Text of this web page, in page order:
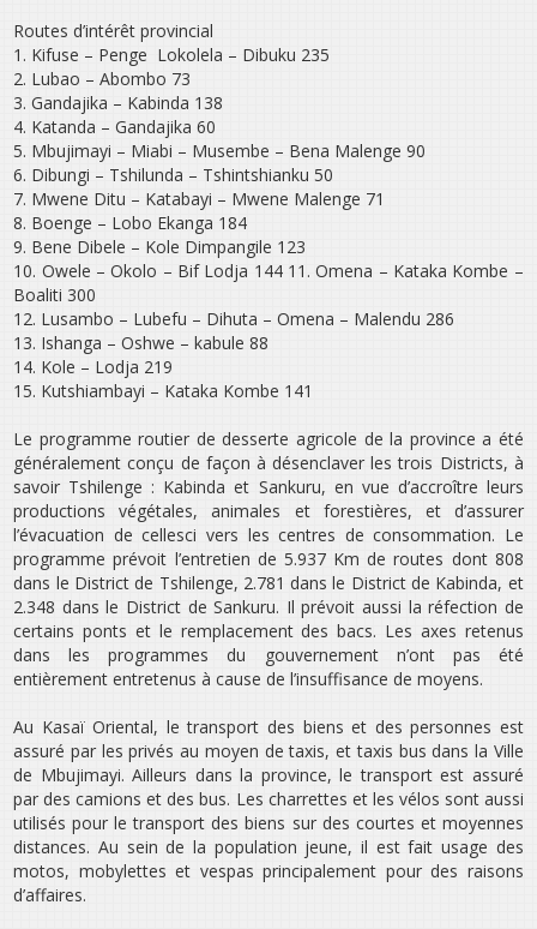
Routes d’intérêt provincial
1. Kifuse – Penge ­ Lokolela – Dibuku 235
2. Lubao – Abombo 73
3. Gandajika – Kabinda 138
4. Katanda – Gandajika 60
5. Mbujimayi – Miabi – Musembe – Bena Malenge 90
6. Dibungi – Tshilunda – Tshintshianku 50
7. Mwene Ditu – Katabayi – Mwene Malenge 71
8. Boenge – Lobo Ekanga 184
9. Bene Dibele – Kole Dimpangile 123
10. Owele – Okolo – Bif Lodja 144 11. Omena – Kataka Kombe –
Boaliti 300
12. Lusambo – Lubefu – Dihuta – Omena – Malendu 286
13. Ishanga – Oshwe – kabule 88
14. Kole – Lodja 219
15. Kutshiambayi – Kataka Kombe 141
Le programme routier de desserte agricole de la province a été
généralement conçu de façon à désenclaver les trois Districts, à
savoir Tshilenge : Kabinda et Sankuru, en vue d’accroître leurs
productions végétales, animales et forestières, et d’assurer
l’évacuation de celles­ci vers les centres de consommation. Le
programme prévoit l’entretien de 5.937 Km de routes dont 808
dans le District de Tshilenge, 2.781 dans le District de Kabinda, et
2.348 dans le District de Sankuru. Il prévoit aussi la réfection de
certains ponts et le remplacement des bacs. Les axes retenus
dans les programmes du gouvernement n’ont pas été
entièrement entretenus à cause de l’insuffisance de moyens.
Au Kasaï Oriental, le transport des biens et des personnes est
assuré par les privés au moyen de taxis, et taxis bus dans la Ville
de Mbujimayi. Ailleurs dans la province, le transport est assuré
par des camions et des bus. Les charrettes et les vélos sont aussi
utilisés pour le transport des biens sur des courtes et moyennes
distances. Au sein de la population jeune, il est fait usage des
motos, mobylettes et vespas principalement pour des raisons
d’affaires.